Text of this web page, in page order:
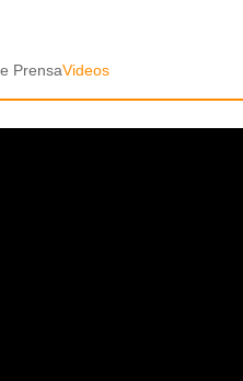
PrensaVideos